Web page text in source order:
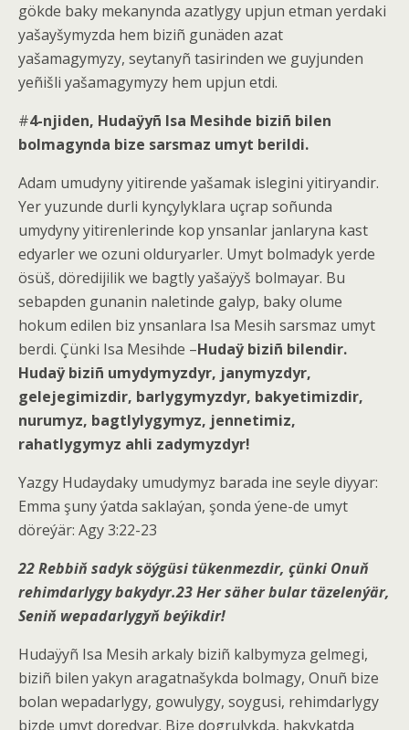
gökde baky mekanynda azatlygy upjun etman yerdaki
yašayšymyzda hem biziñ gunäden azat
yašamagymyzy, seytanyñ tasirinden we guyjunden
yeñišli yašamagymyzy hem upjun etdi.
#4-njiden, Hudaÿyñ Isa Mesihde biziñ bilen
bolmagynda bize sarsmaz umyt berildi.
Adam umudyny yitirende yašamak islegini yitiryandir.
Yer yuzunde durli kynçylyklara uçrap soñunda
umydyny yitirenlerinde kop ynsanlar janlaryna kast
edyarler we ozuni olduryarler. Umyt bolmadyk yerde
ösüš, döredijilik we bagtly yašaÿyš bolmayar. Bu
sebapden gunanin naletinde galyp, baky olume
hokum edilen biz ynsanlara Isa Mesih sarsmaz umyt
berdi. Çünki Isa Mesihde –Hudaÿ biziñ bilendir.
Hudaÿ biziñ umydymyzdyr, janymyzdyr,
gelejegimizdir, barlygymyzdyr, bakyetimizdir,
nurumyz, bagtlylygymyz, jennetimiz,
rahatlygymyz ahli zadymyzdyr!
Yazgy Hudaydaky umudymyz barada ine seyle diyyar:
Emma şuny ýatda saklaýan, şonda ýene-de umyt
döreýär: Agy 3:22-23
22Rebbiň sadyk söýgüsi tükenmezdir, çünki Onuň
rehimdarlygy bakydyr.23Her säher bular täzelenýär,
Seniň wepadarlygyň beýikdir!
Hudaÿyñ Isa Mesih arkaly biziñ kalbymyza gelmegi,
biziñ bilen yakyn aragatnašykda bolmagy, Onuñ bize
bolan wepadarlygy, gowulygy, soygusi, rehimdarlygy
bizde umyt doredyar. Bize dogrulykda, hakykatda